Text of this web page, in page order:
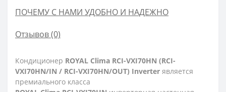
ПОЧЕМУ С НАМИ УДОБНО И НАДЕЖНО
Отзывов (0)
Кондиционер ROYAL Clima RCI-VXI70HN (RCI-
VXI70HN/IN / RCI-VXI70HN/OUT) Inverter является
премиального класса